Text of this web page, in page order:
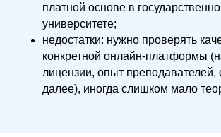
платной основе в
университете;
недостатки: нужно проверять
конкретной онлайн-платформы
лицензии, опыт преподавателей,
далее), иногда слишком мало